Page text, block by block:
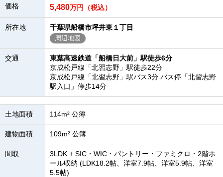
価格 5,480万円（税込）
所在地 千葉県船橋市坪井東１丁目
周辺地図
交通
東葉高速鉄道「船橋日大前」駅徒歩6分
京成松戸線「北習志野」駅徒歩22分
京成松戸線「北習志野」駅バス3分 バス停「北習志野
駅入口」停歩14分
土地面積 114m² 公簿
建物面積 109m² 公簿
間取
3LDK + SIC・WIC・パントリー・ファミクロ・2階ホ
ール収納 (LDK18.2帖、洋室7.9帖、洋室5.9帖、洋室
5.5帖)